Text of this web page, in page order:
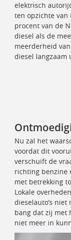
elektrisch
ten opzichte van
procent van de
diesel als de
meerderheid
diesel langzaam
Nu zal het
voordat dit
verschuift de
richting benzine
met betrekking
Lokale
dieselauto’s
bang dat zij met
niet meer in